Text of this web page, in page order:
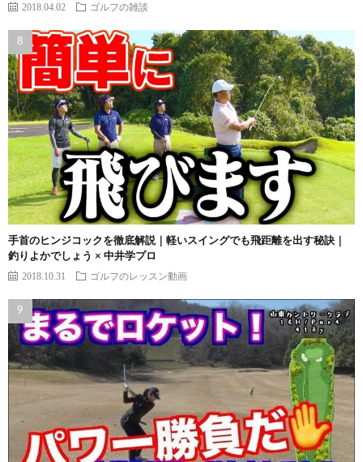
2018.04.02 ゴルフの雑談
手首のヒンジコックを徹底解説｜軽いスイングでも飛距離を出す秘訣｜
釣りよかでしょう × 中井学プロ
2018.10.31 ゴルフのレッスン動画